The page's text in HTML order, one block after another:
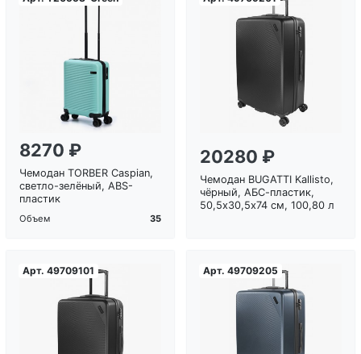
Загрузка...
8270 ₽
Чемодан TORBER Caspian,
светло-зелёный, ABS-
пластик
Объем 35
20280 ₽
Чемодан BUGATTI Kallisto,
чёрный, АБС-пластик,
50,5х30,5х74 см, 100,80 л
Арт. 49709101
Загрузка...
Арт. 49709205
Загрузка...